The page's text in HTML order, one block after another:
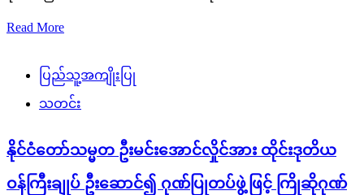
Read More
ပြည်သူ့အကျိုးပြု
သတင်း
နိုင်ငံတော်သမ္မတ ဦးမင်းအောင်လှိုင်အား ထိုင်းဒုတိယ
ဝန်ကြီးချုပ် ဦးဆောင်၍ ဂုဏ်ပြုတပ်ဖွဲ့ဖြင့် ကြိုဆိုဂုဏ်